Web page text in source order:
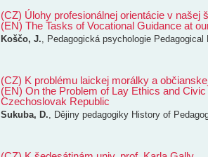
(CZ) Úlohy profesionálnej orientácie v našej
(EN) The Tasks of Vocational Guidance at
Koščo, J., Pedagogická psychologie Pedagogical
(CZ) K problému laickej morálky a
(EN) On the Problem of Lay Ethics and
Czechoslovak Republic
Sukuba, D., Dějiny pedagogiky History of